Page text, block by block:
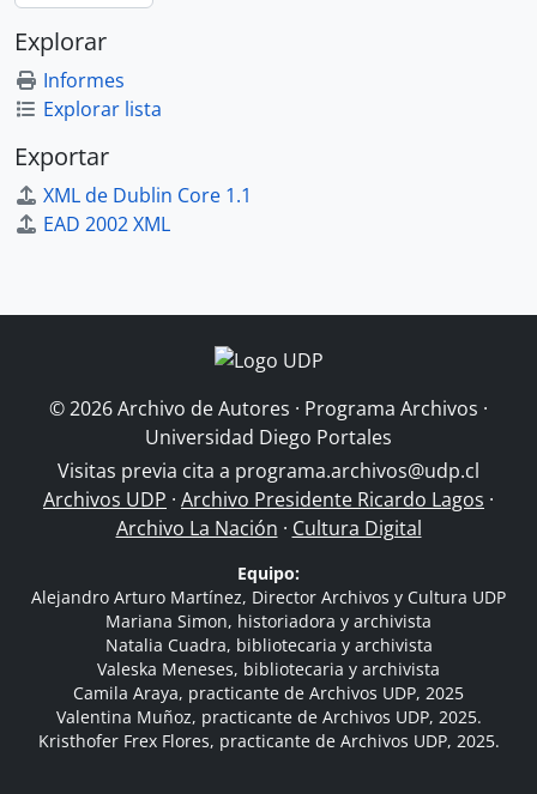
Explorar
Informes
Explorar lista
Exportar
XML de Dublin Core 1.1
EAD 2002 XML
© 2026 Archivo de Autores · Programa Archivos ·
Universidad Diego Portales
Visitas previa cita a programa.archivos@udp.cl
Archivos UDP · Archivo Presidente Ricardo Lagos ·
Archivo La Nación · Cultura Digital
Equipo:
Alejandro Arturo Martínez, Director Archivos y Cultura UDP
Mariana Simon, historiadora y archivista
Natalia Cuadra, bibliotecaria y archivista
Valeska Meneses, bibliotecaria y archivista
Camila Araya, practicante de Archivos UDP, 2025
Valentina Muñoz, practicante de Archivos UDP, 2025.
Kristhofer Frex Flores, practicante de Archivos UDP, 2025.